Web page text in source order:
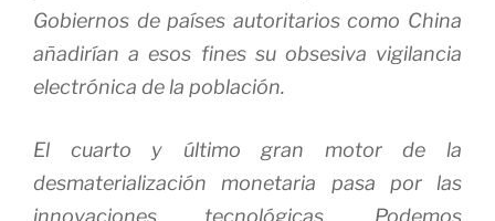
Gobiernos de países autoritarios como China
añadirían a esos fines su obsesiva vigilancia
electrónica de la población.
El cuarto y último gran motor de la
desmaterialización monetaria pasa por las
innovaciones tecnológicas. Podemos